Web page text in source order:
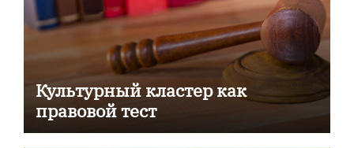
Культурный кластер как
правовой тест